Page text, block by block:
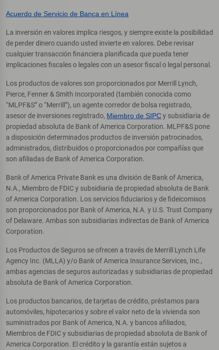
Acuerdo de Servicio de Banca en Línea
La inversión en valores implica riesgos, y siempre existe la posibilidad
de perder dinero cuando usted invierte en valores. Debe revisar
cualquier transacción financiera planificada que pueda tener
implicaciones fiscales o legales con un asesor fiscal o legal personal.
Los productos de valores son proporcionados por Merrill Lynch,
Pierce, Fenner & Smith Incorporated (también conocida como
“MLPF&S” o “Merrill”), un agente corredor de bolsa registrado,
asesor de inversiones registrado, Miembro de SIPCy subsidiaria de
propiedad absoluta de Bank of America Corporation. MLPF&S pone
a disposición determinados productos de inversión patrocinados,
administrados, distribuidos o proporcionados por compañías que
son afiliadas de Bank of America Corporation.
Bank of America Private Bank es una división de Bank of America,
N.A., Miembro de FDIC y subsidiaria de propiedad absoluta de Bank
of America Corporation. Los servicios fiduciarios y de fideicomisos
son proporcionados por Bank of America, N.A. y U.S. Trust Company
of Delaware. Ambas son subsidiarias indirectas de Bank of America
Corporation.
Los Productos de Seguros se ofrecen a través de Merrill Lynch Life
Agency Inc. (MLLA) y/o Bank of America Insurance Services, Inc.,
ambas agencias de seguros autorizadas y subsidiarias de propiedad
absoluta de Bank of America Corporation.
Los productos bancarios, de tarjetas de crédito, préstamos para
automóviles, hipotecarios y sobre el valor neto de la vivienda son
suministrados por Bank of America, N.A. y bancos afiliados,
Miembros de FDIC y subsidiarias de propiedad absoluta de Bank of
America Corporation. El crédito y la garantía están sujetos a